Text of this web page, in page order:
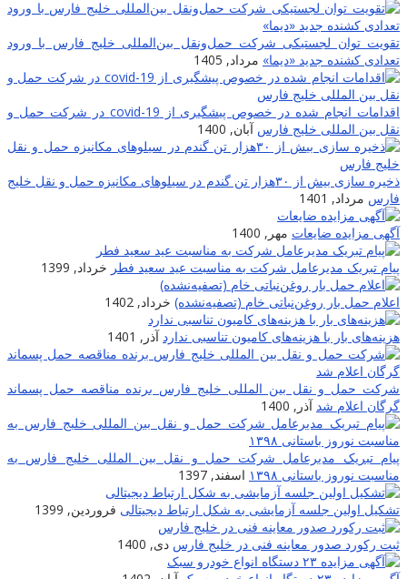
تقویت توان لجستیکی شرکت حمل‌ونقل بین‌المللی خلیج فارس با ورود
تعدادی کشنده جدید «دیما» مرداد, 1405
اقدامات انجام شده در خصوص پیشگیری از covid-19 در شرکت حمل و
نقل بین المللی خلیج فارس آبان, 1400
ذخیره سازی بیش از ۳۰هزار تن گندم در سیلوهای مکانیزه حمل و نقل خلیج
فارس مرداد, 1401
آگهی مزایده ضایعات مهر, 1400
پیام تبریک مدیرعامل شرکت به مناسبت عید سعید فطر خرداد, 1399
اعلام حمل بار روغن‌نباتی خام (تصفیه‌نشده) خرداد, 1402
هزینه‌های بار با هزینه‌های کامیون تناسبی ندارد آذر, 1401
شرکت حمل و نقل بین المللی خلیج فارس برنده مناقصه حمل پسماند
گرگان اعلام شد آذر, 1400
پیام تبریک مدیرعامل شرکت حمل و نقل بین المللی خلیج فارس به
مناسبت نوروز باستانی ۱۳۹۸
اسفند, 1397
تشکیل اولین جلسه آزمایشی به شکل ارتباط دیجیتالی فروردین, 1399
ثبت رکورد صدور معاینه فنی در خلیج فارس دی, 1400